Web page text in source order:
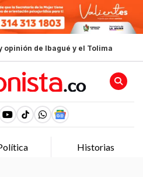
opinión de Ibagué y el Tolima
Historias